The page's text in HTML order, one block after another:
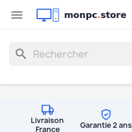

search
Livraison
France
Garantie 2 ans